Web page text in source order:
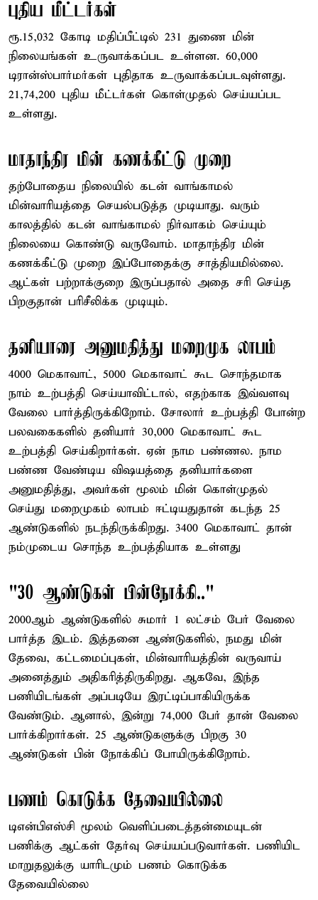
புதிய மீட்டர்கள்
ரூ.15,032 கோடி மதிப்பீட்டில் 231 துணை மின்
நிலையங்கள் உருவாக்கப்பட உள்ளன. 60,000
டிரான்ஸ்பார்மர்கள் புதிதாக உருவாக்கப்படவுள்ளது.
21,74,200 புதிய மீட்டர்கள் கொள்முதல் செய்யப்பட
உள்ளது.
மாதாந்திர மின் கணக்கீட்டு முறை
தற்போதைய நிலையில் கடன் வாங்காமல்
மின்வாரியத்தை செயல்படுத்த முடியாது. வரும்
காலத்தில் கடன் வாங்காமல் நிர்வாகம் செய்யும்
நிலையை கொண்டு வருவோம். மாதாந்திர மின்
கணக்கீட்டு முறை இப்போதைக்கு சாத்தியமில்லை.
ஆட்கள் பற்றாக்குறை இருப்பதால் அதை சரி செய்த
பிறகுதான் பரிசீலிக்க முடியும்.
தனியாரை அனுமதித்து மறைமுக லாபம்
4000 மெகாவாட், 5000 மெகாவாட் கூட சொந்தமாக
நாம் உற்பத்தி செய்யாவிட்டால், எதற்காக இவ்வளவு
வேலை பார்த்திருக்கிறோம். சோலார் உற்பத்தி போன்ற
பலவகைகளில் தனியார் 30,000 மெகாவாட் கூட
உற்பத்தி செய்கிறார்கள். ஏன் நாம பண்ணல. நாம
பண்ண வேண்டிய விஷயத்தை தனியார்களை
அனுமதித்து, அவர்கள் மூலம் மின் கொள்முதல்
செய்து மறைமுகம் லாபம் ஈட்டியதுதான் கடந்த 25
ஆண்டுகளில் நடந்திருக்கிறது. 3400 மெகாவாட் தான்
நம்முடைய சொந்த உற்பத்தியாக உள்ளது
"30 ஆண்டுகள் பின்நோக்கி.."
2000ஆம் ஆண்டுகளில் சுமார் 1 லட்சம் பேர் வேலை
பார்த்த இடம். இத்தனை ஆண்டுகளில், நமது மின்
தேவை, கட்டமைப்புகள், மின்வாரியத்தின் வருவாய்
அனைத்தும் அதிகரித்திருகிறது. ஆகவே, இந்த
பணியிடங்கள் அப்படியே இரட்டிப்பாகியிருக்க
வேண்டும். ஆனால், இன்று 74,000 பேர் தான் வேலை
பார்க்கிறார்கள். 25 ஆண்டுகளுக்கு பிறகு 30
ஆண்டுகள் பின் நோக்கிப் போயிருக்கிறோம்.
பணம் கொடுக்க தேவையில்லை
டிஎன்பிஎஸ்சி மூலம் வெளிப்படைத்தன்மையுடன்
பணிக்கு ஆட்கள் தேர்வு செய்யப்படுவார்கள். பணியிட
மாறுதலுக்கு யாரிடமும் பணம் கொடுக்க
தேவையில்லை